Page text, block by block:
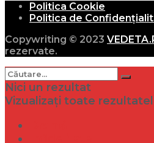
Politica Cookie
Politica de
Copywriting © 2023
rezervate.
Nici un rezultat
Vizualizați toate